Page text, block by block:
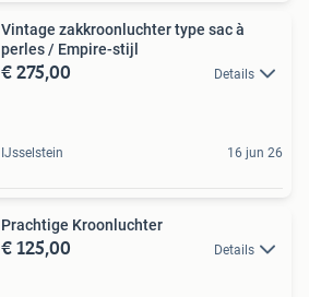
Vintage zakkroonluchter type sac à
perles / Empire-stijl
€ 275,00 Details
IJsselstein 16 jun 26
Prachtige Kroonluchter
€ 125,00 Details